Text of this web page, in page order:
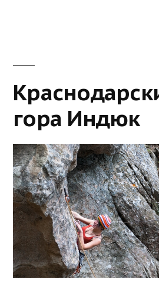
гора Индюк